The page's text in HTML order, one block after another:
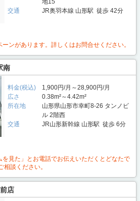
地15
交通
JR奥羽本線 山形駅 徒歩 42分
ンがあります。詳しくはお問合せください。
南
料金(税込)
1,900円/月～28,900円/月
広さ
0.38m²～4.42m²
所在地
山形県山形市幸町8-26 タンノビ
ル 2階西
交通
JR山形新幹線 山形駅 徒歩 6分
を見た」とお電話でお伝えいただくとどなたで
相談ください。
店